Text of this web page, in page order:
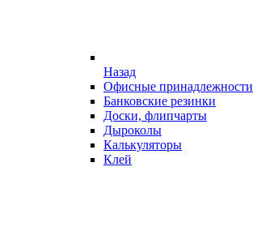
Назад
Офисные принадлежности
Банковские резинки
Доски, флипчарты
Дыроколы
Калькуляторы
Клей